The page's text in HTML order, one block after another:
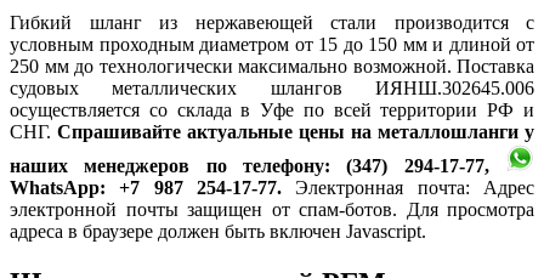
Гибкий шланг из нержавеющей стали производится с
условным проходным диаметром от 15 до 150 мм и длиной от
250 мм до технологически максимально возможной. Поставка
судовых металлических шлангов ИЯНШ.302645.006
осуществляется со склада в Уфе по всей территории РФ и
СНГ. Спрашивайте актуальные цены на металлошланги у
наших менеджеров по телефону: (347) 294-17-77,
WhatsApp: +7 987 254-17-77. Электронная почта: Адрес
электронной почты защищен от спам-ботов. Для просмотра
адреса в браузере должен быть включен Javascript.